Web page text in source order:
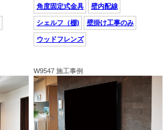
角度固定式金具 壁内配線
シェルフ（棚) 壁掛け工事のみ
ウッドフレンズ
W9547 施工事例